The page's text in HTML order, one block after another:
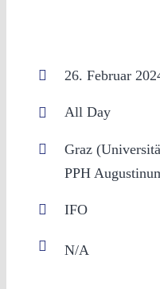
26. Februar
All Day
Graz
PPH
IFO